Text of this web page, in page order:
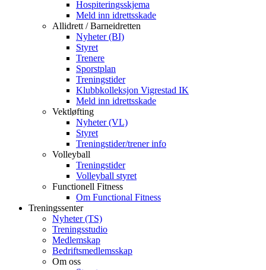
Hospiteringsskjema
Meld inn idrettsskade
Allidrett / Barneidretten
Nyheter (BI)
Styret
Trenere
Sporstplan
Treningstider
Klubbkolleksjon Vigrestad IK
Meld inn idrettsskade
Vektløfting
Nyheter (VL)
Styret
Treningstider/trener info
Volleyball
Treningstider
Volleyball styret
Functionell Fitness
Om Functional Fitness
Treningssenter
Nyheter (TS)
Treningsstudio
Medlemskap
Bedriftsmedlemsskap
Om oss